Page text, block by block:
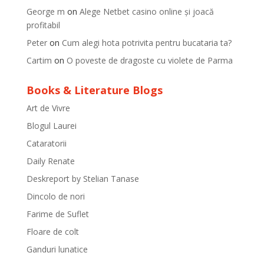
George m on Alege Netbet casino online și joacă
profitabil
Peteron Cum alegi hota potrivita pentru bucataria ta?
Cartim on O poveste de dragoste cu violete de Parma
Books & Literature Blogs
Art de Vivre
Blogul Laurei
Cataratorii
Daily Renate
Deskreport by Stelian Tanase
Dincolo de nori
Farime de Suflet
Floare de colt
Ganduri lunatice